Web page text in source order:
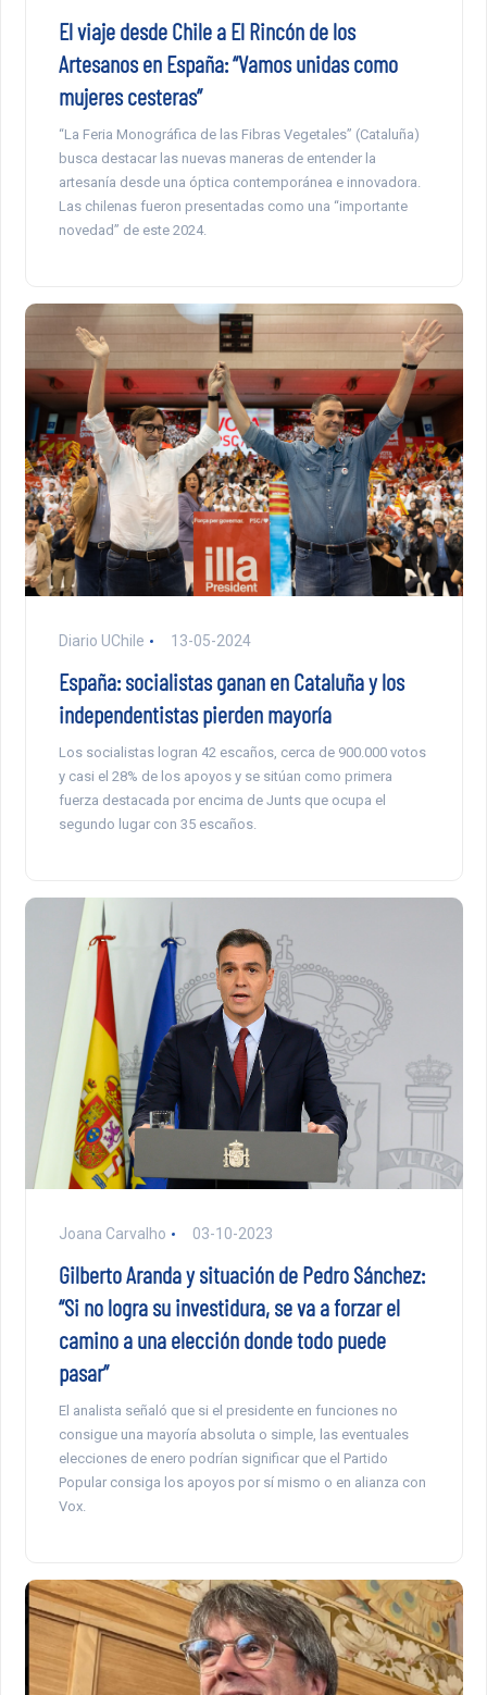
El viaje desde Chile a El Rincón de los
Artesanos en España: “Vamos unidas como
mujeres cesteras”
“La Feria Monográfica de las Fibras Vegetales” (Cataluña)
busca destacar las nuevas maneras de entender la
artesanía desde una óptica contemporánea e innovadora.
Las chilenas fueron presentadas como una “importante
novedad” de este 2024.
Diario UChile 13-05-2024
España: socialistas ganan en Cataluña y los
independentistas pierden mayoría
Los socialistas logran 42 escaños, cerca de 900.000 votos
y casi el 28% de los apoyos y se sitúan como primera
fuerza destacada por encima de Junts que ocupa el
segundo lugar con 35 escaños.
Joana Carvalho 03-10-2023
Gilberto Aranda y situación de Pedro Sánchez:
“Si no logra su investidura, se va a forzar el
camino a una elección donde todo puede
pasar”
El analista señaló que si el presidente en funciones no
consigue una mayoría absoluta o simple, las eventuales
elecciones de enero podrían significar que el Partido
Popular consiga los apoyos por sí mismo o en alianza con
Vox.